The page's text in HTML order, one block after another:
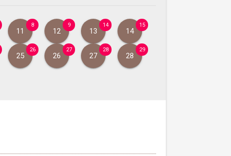
11
8
12
9
13
14
14
15
25
26
26
27
27
28
28
29